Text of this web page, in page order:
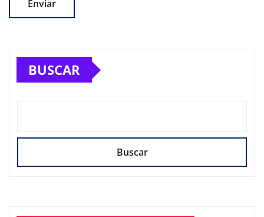
BUSCAR
Buscar